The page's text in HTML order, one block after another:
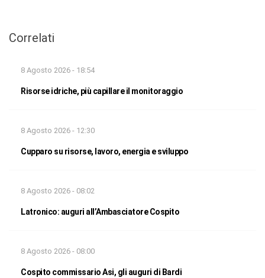
Correlati
8 Agosto 2026 - 18:54
Risorse idriche, più capillare il monitoraggio
8 Agosto 2026 - 12:30
Cupparo su risorse, lavoro, energia e sviluppo
8 Agosto 2026 - 08:02
Latronico: auguri all’Ambasciatore Cospito
8 Agosto 2026 - 08:00
Cospito commissario Asi, gli auguri di Bardi